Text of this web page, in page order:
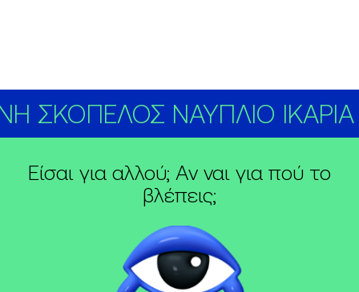
ΣΚΟΠΕΛΟΣ ΝΑΥΠΛΙΟ
Είσαι για αλλού; Αν ναι για πού το
βλέπεις;